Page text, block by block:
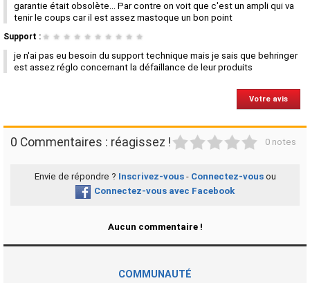
garantie était obsolète... Par contre on voit que c'est un ampli qui va
tenir le coups car il est assez mastoque un bon point
Support : ★ ★ ★ ★ ★ ★ ★ ★ ★ ★
je n'ai pas eu besoin du support technique mais je sais que behringer
est assez réglo concernant la défaillance de leur produits
Votre avis
0 Commentaires : réagissez ! 0 notes
Envie de répondre ? Inscrivez-vous- Connectez-vousou
Connectez-vous avec Facebook
Aucun commentaire !
COMMUNAUTÉ